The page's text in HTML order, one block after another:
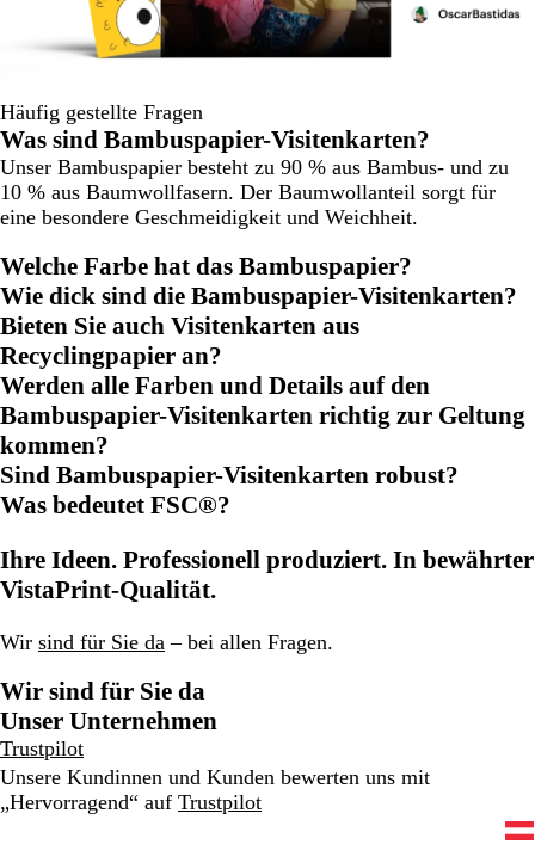
Häufig gestellte Fragen
Was sind Bambuspapier-Visitenkarten?
Unser Bambuspapier besteht zu 90 % aus Bambus- und zu
10 % aus Baumwollfasern. Der Baumwollanteil sorgt für
eine besondere Geschmeidigkeit und Weichheit.
Welche Farbe hat das Bambuspapier?
Wie dick sind die Bambuspapier-Visitenkarten?
Bieten Sie auch Visitenkarten aus
Recyclingpapier an?
Werden alle Farben und Details auf den
Bambuspapier-Visitenkarten richtig zur Geltung
kommen?
Sind Bambuspapier-Visitenkarten robust?
Was bedeutet FSC®?
Ihre Ideen. Professionell produziert. In bewährter
VistaPrint-Qualität.
Wir sind für Sie da – bei allen Fragen.
Wir sind für Sie da
Unser Unternehmen
Trustpilot
Unsere Kundinnen und Kunden bewerten uns mit
„Hervorragend“ auf Trustpilot